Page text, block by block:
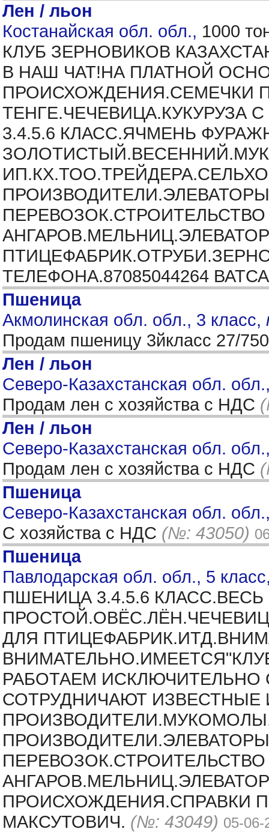
Лен / льон
Костанайская обл. обл., 1000
КЛУБ ЗЕРНОВИКОВ
В НАШ ЧАТ!НА ПЛАТНОЙ
ПРОИСХОЖДЕНИЯ.СЕМЕЧКИ
ТЕНГЕ.ЧЕЧЕВИЦА.КУКУРУЗА
3.4.5.6 КЛАСС.ЯЧМЕНЬ
ПЕРЕВОЗОК.СТРОИТЕЛЬСТВО
ТЕЛЕФОНА.87085044264
Пшеница
Акмолинская обл. обл., 3 класс,
Продам пшеницу 3йкласс 27/
Лен / льон
Северо-Казахстанская обл.
Продам лен с хозяйства с НДС
Лен / льон
Северо-Казахстанская обл.
Продам лен с хозяйства с НДС
Пшеница
Северо-Казахстанская обл.
С хозяйства с НДС (№: 43050)
Пшеница
Павлодарская обл. обл., 5
ПШЕНИЦА 3.4.5.6
ДЛЯ
РАБОТАЕМ
СОТРУДНИЧАЮТ ИЗВЕСТНЫЕ
ПЕРЕВОЗОК.СТРОИТЕЛЬСТВО
ПРОИСХОЖДЕНИЯ.СПРАВКИ
МАКСУТОВИЧ. (№: 43049) 05-06-